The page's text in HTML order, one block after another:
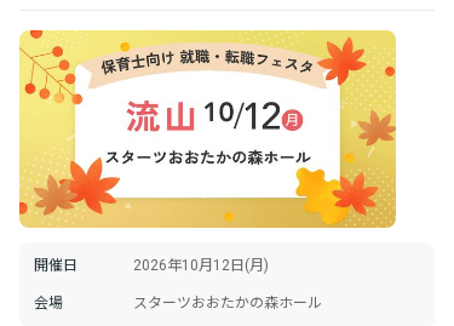
開催日 2026年10月12日(月)
会場 スターツおおたかの森ホール